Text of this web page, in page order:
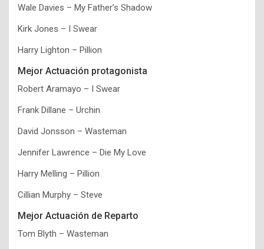
Wale Davies – My Father’s Shadow
Kirk Jones – I Swear
Harry Lighton – Pillion
Mejor Actuación protagonista
Robert Aramayo – I Swear
Frank Dillane – Urchin
David Jonsson – Wasteman
Jennifer Lawrence – Die My Love
Harry Melling – Pillion
Cillian Murphy – Steve
Mejor Actuación de Reparto
Tom Blyth – Wasteman